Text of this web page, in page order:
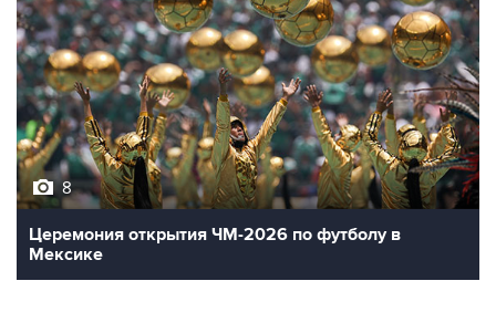
8
Церемония открытия ЧМ-2026 по футболу в
Мексике